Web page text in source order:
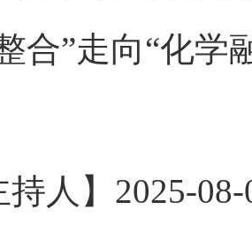
合”走向“化学
】2025-08-